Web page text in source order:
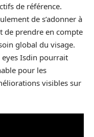
de référence.
de s’adonner à
de prendre en compte
global du visage.
eyes Isdin pourrait
pour les
visibles sur